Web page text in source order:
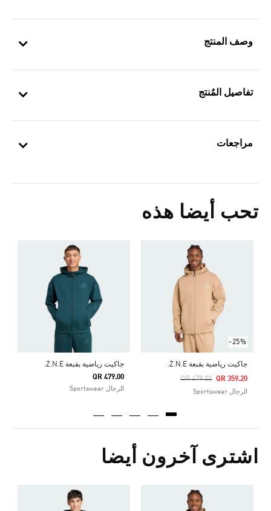
وصف المنتج
تفاصيل المُنتج
مراجعات
تحب أيضا هذه
-25%
جاكيت رياضية بقبعة Z.N.E.
Price Reduced From
QR 479.00
To QR 359.20
الرجال Sportswear
جاكيت رياضية بقبعة Z.N.E.
QR 479.00
الرجال Sportswear
Price Reduced From
اشترى آخرون أيضا